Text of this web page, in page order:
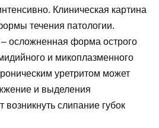
Клиническая картина
течения патологии.
– осложненная форма острого
и микоплазменного
уретритом может
и выделения
возникнуть слипание губок